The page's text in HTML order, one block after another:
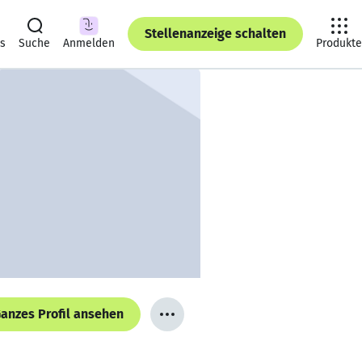
Suche Anmelden
Stellenanzeige schalten
Produkte
Profil ansehen